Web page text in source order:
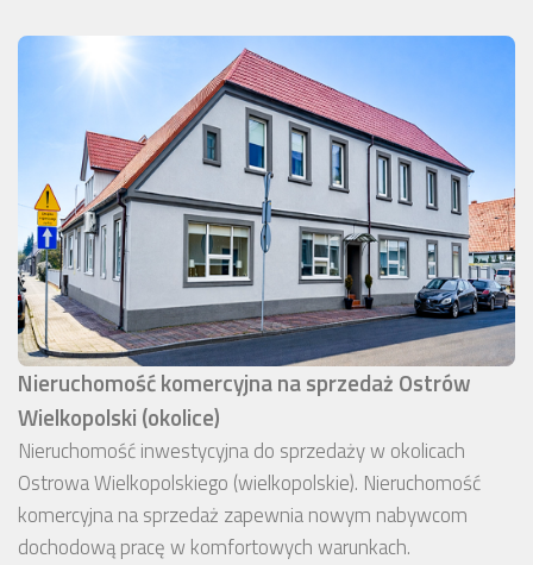
Nieruchomość komercyjna na sprzedaż Ostrów
Wielkopolski (okolice)
Nieruchomość inwestycyjna do sprzedaży w okolicach
Ostrowa Wielkopolskiego (wielkopolskie). Nieruchomość
komercyjna na sprzedaż zapewnia nowym nabywcom
dochodową pracę w komfortowych warunkach.